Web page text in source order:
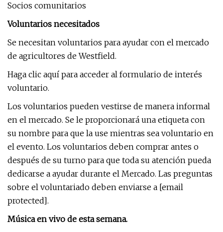
Socios comunitarios
Voluntarios necesitados
Se necesitan voluntarios para ayudar con el mercado
de agricultores de Westfield.
Haga clic aquí para acceder al formulario de interés
voluntario.
Los voluntarios pueden vestirse de manera informal
en el mercado. Se le proporcionará una etiqueta con
su nombre para que la use mientras sea voluntario en
el evento. Los voluntarios deben comprar antes o
después de su turno para que toda su atención pueda
dedicarse a ayudar durante el Mercado. Las preguntas
sobre el voluntariado deben enviarse a [email
protected].
Música en vivo de esta semana.